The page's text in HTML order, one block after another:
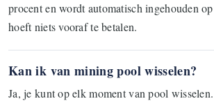
procent en wordt automatisch ingehouden
hoeft niets vooraf te betalen.
Kan ik van mining pool wisselen?
Ja, je kunt op elk moment van pool